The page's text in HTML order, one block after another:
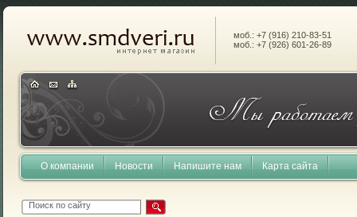
моб.: +7 (916) 210-83-51
моб.: +7 (926) 601-26-89
О компании Новости Напишите нам Карта сайта